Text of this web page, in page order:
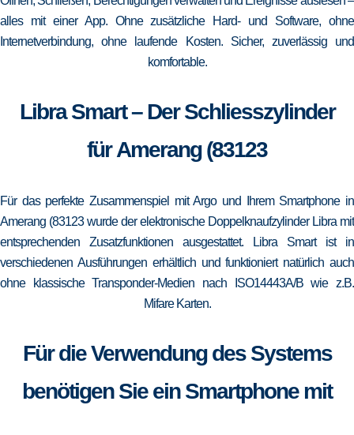
alles mit einer App. Ohne zusätzliche Hard- und Software, ohne
Internetverbindung, ohne laufende Kosten. Sicher, zuverlässig und
komfortable.
Libra Smart – Der Schliesszylinder
für Amerang (83123
Für das perfekte Zusammenspiel mit Argo und Ihrem Smartphone in
Amerang (83123 wurde der elektronische Doppelknaufzylinder Libra mit
entsprechenden Zusatzfunktionen ausgestattet. Libra Smart ist in
verschiedenen Ausführungen erhältlich und funktioniert natürlich auch
ohne klassische Transponder-Medien nach ISO14443A/B wie z.B.
Mifare Karten.
Für die Verwendung des Systems
benötigen Sie ein Smartphone mit